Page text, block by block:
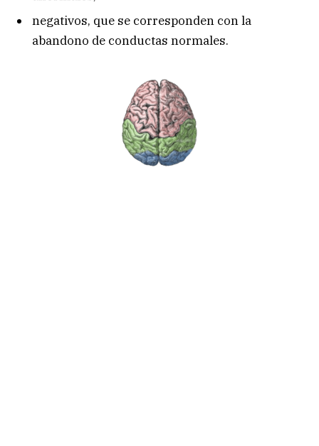
negativos, que se corresponden con la
abandono de conductas normales.